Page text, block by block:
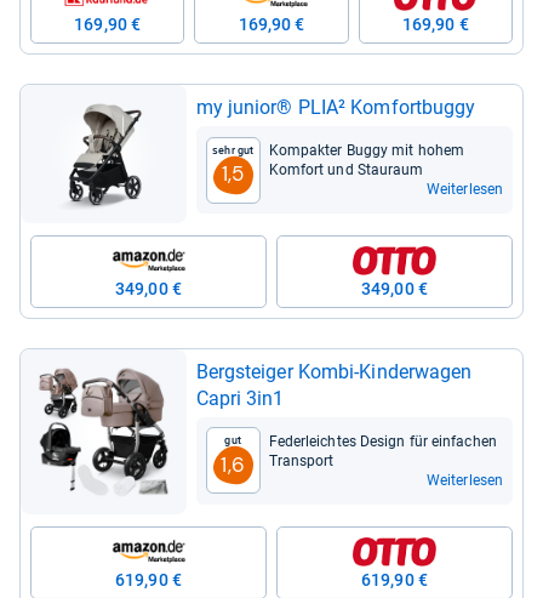
169,90 € 169,90 € 169,90 €
my junior® PLIA² Kom­fort­buggy
Sehr gut
1,5
Kom­pak­ter Buggy mit hohem
Kom­fort und Stau­raum
Weiterlesen
349,00 € 349,00 €
Berg­stei­ger Kombi-​Kin­der­wa­gen
Capri 3in1
Gut
1,6
Feder­leich­tes Design für ein­fa­chen
Trans­port
Weiterlesen
619,90 € 619,90 €